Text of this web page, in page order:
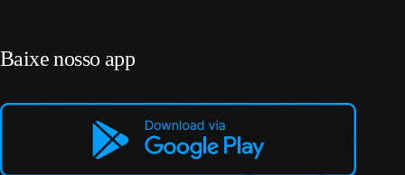
Baixe nosso app